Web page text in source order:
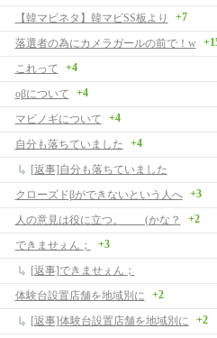
【韓マビネタ】韓マビSS板より
+7
落選者の為にカメラガールの前で！w
これって +4
oβについて +4
マビノギについて +4
自分も落ちていました +4
[返事]自分も落ちていました
クローズドβができないという人へ
+3
人の意見は役に立つ。 (かな？ +2
できませぇん； +3
[返事]できませぇん；
体験台設置店舗を地域別に
+2
[返事]体験台設置店舗を地域別に +2